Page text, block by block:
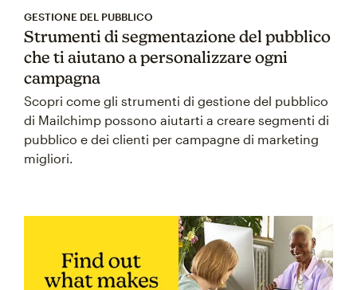
GESTIONE DEL PUBBLICO
Strumenti di segmentazione del pubblico
che ti aiutano a personalizzare ogni
campagna
Scopri come gli strumenti di gestione del pubblico
di Mailchimp possono aiutarti a creare segmenti di
pubblico e dei clienti per campagne di marketing
migliori.